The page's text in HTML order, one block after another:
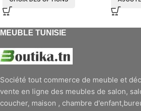
MEUBLE TUNISIE
Société tout commerce de meuble et
vente en ligne des meubles de salon,
coucher, maison , chambre